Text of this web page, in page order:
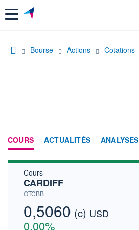
Menu
Bourse Actions Cotations
COURS ACTUALITÉS ANALYSES
Cours
CARDIFF
OTCBB
0,5060 (c) USD
0,00%